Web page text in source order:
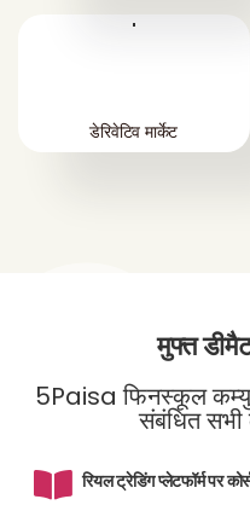
'
डेरिवेटिव मार्केट
मुफ्त
5Paisa फिनस्कूल
संबंधित सभी
रियल ट्रेडिंग प्लेटफॉर्म पर